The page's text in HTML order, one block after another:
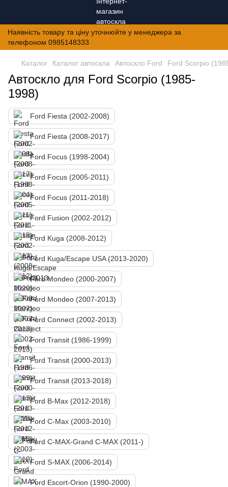
Наявність товару та ціну уточнюйте у менеджера за
телефоном 0985148333
Каталог Каталог автоскла Автоскло Ford Ford Scorpio
Автоскло для Ford Scorpio (1985-
1998)
Ford Fiesta (2002-2008)
Ford Fiesta (2008-2017)
Ford Focus (1998-2004)
Ford Focus (2005-2011)
Ford Focus (2011-2018)
Ford Fusion (2002-2012)
Ford Kuga (2008-2012)
Ford Kuga/Escape USA (2013-2020)
Ford Mondeo (2000-2007)
Ford Mondeo (2007-2013)
Ford Connect (2002-2013)
Ford Transit (1986-1999)
Ford Transit (2000-2013)
Ford Transit (2013-2018)
Ford B-Max (2012-2018)
Ford C-Max (2003-2010)
Ford C-MAX-Grand C-MAX (2011-)
Ford S-MAX (2006-2014)
Ford Escort-Orion (1990-2000)